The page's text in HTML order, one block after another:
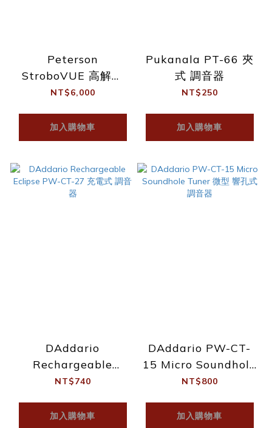
Peterson
StroboVUE 高解析
頻閃 地板式調音器
NT$6,000
加入購物車
Pukanala PT-66 夾
式 調音器
NT$250
加入購物車
DAddario
Rechargeable
Eclipse PW-CT-27
NT$740
加入購物車
DAddario PW-CT-
15 Micro Soundhole
Tuner 微型 響孔式 調
NT$800
加入購物車